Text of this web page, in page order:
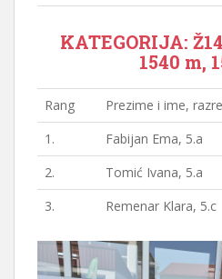
KATEGORIJA:
1540 m,
Rang Prezime i ime,
1.
Fabijan Ema, 5.a
2.
Tomić Ivana, 5.a
3.
Remenar Klara, 5.c